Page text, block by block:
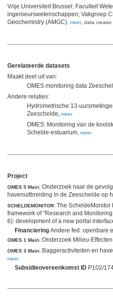
Vrije Universiteit Brussel; Faculteit
ingenieurswetenschappen; Vakgroep
Geochemistry (AMGC), meer, data creator
Gerelateerde datasets
Maakt deel uit van:
OMES
Andere relaties:
Hydrometrische 13-
Zeeschelde, meer
OMES: Monitoring van de
Schelde-estuarium, meer
Project
OMES 5 Main: Onderzoek naar de
havenuitbreiding in de Zeeschelde op
SCHELDEMONITOR: The
framework of "Research and
6): development of a new portal
Financiering Andere fed. openbare
OMES 1 Main: Onderzoek Milieu-
OMES 3 Main: Baggeractiviteiten en
meer
Subsidieovereenkomst ID P102/